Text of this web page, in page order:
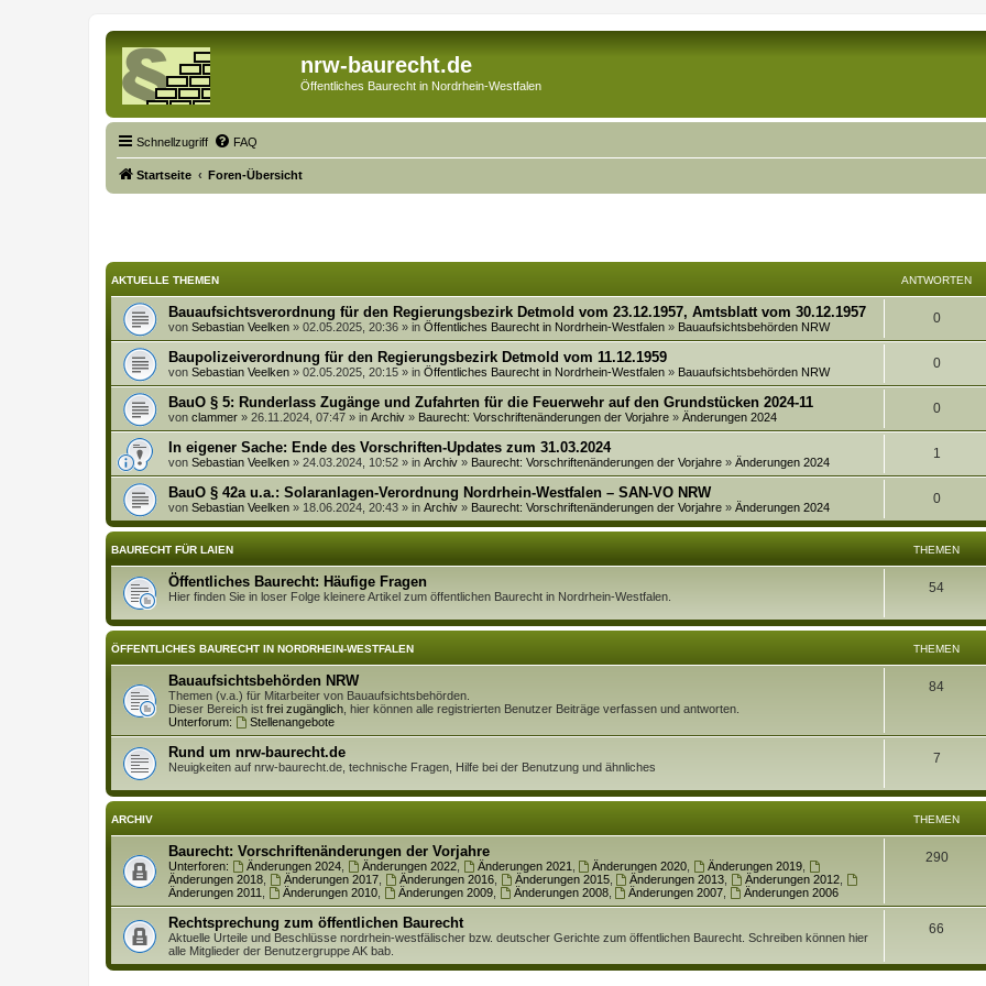
nrw-baurecht.de
Öffentliches Baurecht in Nordrhein-Westfalen
Schnellzugriff FAQ
Startseite Foren-Übersicht
AKTUELLE THEMEN ANTWORTEN
Bauaufsichtsverordnung für den Regierungsbezirk Detmold vom 23.12.1957, Amtsblatt vom 30.12.1957
von Sebastian Veelken » 02.05.2025, 20:36 » in Öffentliches Baurecht in Nordrhein-Westfalen » Bauaufsichtsbehörden NRW
0A
n
w
o
r
e
n
Baupolizeiverordnung für den Regierungsbezirk Detmold vom 11.12.1959
von Sebastian Veelken » 02.05.2025, 20:15 » in Öffentliches Baurecht in Nordrhein-Westfalen » Bauaufsichtsbehörden NRW
0A
n
o
r
t
e
n
BauO § 5: Runderlass Zugänge und Zufahrten für die Feuerwehr auf den Grundstücken 2024-11
von clammer » 26.11.2024, 07:47 » in Archiv » Baurecht: Vorschriftenänderungen der Vorjahre » Änderungen 2024
0A
n
w
o
r
t
In eigener Sache: Ende des Vorschriften-Updates zum 31.03.2024
von Sebastian Veelken » 24.03.2024, 10:52 » in Archiv » Baurecht: Vorschriftenänderungen der Vorjahre » Änderungen 2024
1
n
o
r
t
e
n
BauO § 42a u.a.: Solaranlagen-Verordnung Nordrhein-Westfalen – SAN-VO NRW
von Sebastian Veelken » 18.06.2024, 20:43 » in Archiv » Baurecht: Vorschriftenänderungen der Vorjahre » Änderungen 2024
0A
n
t
w
t
BAURECHT FÜR LAIEN THEMEN
Öffentliches Baurecht: Häufige Fragen
Hier finden Sie in loser Folge kleinere Artikel zum öffentlichen Baurecht in Nordrhein-Westfalen.
54T
e
ÖFFENTLICHES BAURECHT IN NORDRHEIN-WESTFALEN THEMEN
Bauaufsichtsbehörden NRW
Themen (v.a.) für Mitarbeiter von Bauaufsichtsbehörden.
Dieser Bereich ist frei zugänglich , hier können alle registrierten Benutzer Beiträge verfassen und antworten.
Unterforum:
Stellenangebote
84T
e
Rund um nrw-baurecht.de
Neuigkeiten auf nrw-baurecht.de, technische Fragen, Hilfe bei der Benutzung und ähnliches
7T
e
ARCHIV THEMEN
Baurecht: Vorschriftenänderungen der Vorjahre
Unterforen: Änderungen 2024, Änderungen 2022, Änderungen 2021 Änderungen 2020 Änderungen 2019
Änderungen 2018
Änderungen 2017, Änderungen 2016, Änderungen 2015, Änderungen 2013 Änderungen 2012
Änderungen 2011
Änderungen 2010, Änderungen 2009, Änderungen 2008, Änderungen 2007 Änderungen 2006
290T
e
Rechtsprechung zum öffentlichen Baurecht
Aktuelle Urteile und Beschlüsse nordrhein-westfälischer bzw. deutscher Gerichte zum öffentlichen Baurecht. Schreiben können hier
alle Mitglieder der Benutzergruppe AK bab.
66